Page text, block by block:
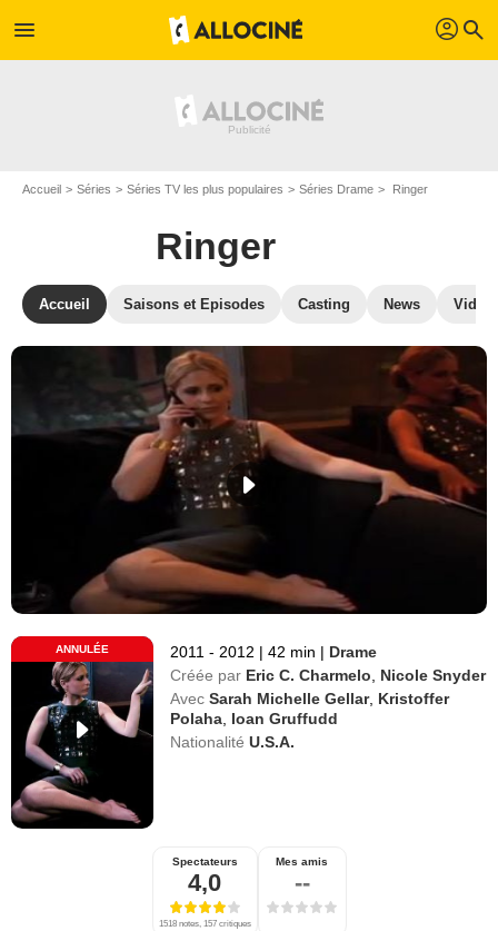
menu profil search
Accueil Séries Séries TV les plus populaires Séries Drame Ringer
Ringer
Accueil Saisons et Episodes Casting News
ANNULÉE 2011 - 2012 | 42 min | Drame
Créée par Eric C. Charmelo
Nicole Snyder
Avec Sarah Michelle Gellar, Kristoffer
Polaha Ioan Gruffudd
Nationalité U.S.A.
Spectateurs
4,0
1518 notes, 157 critiques
Mes amis
--